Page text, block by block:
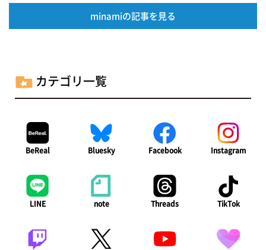
minamiの記事を見る
カテゴリ一覧
BeReal Bluesky Facebook Instagram
LINE note Threads TikTok